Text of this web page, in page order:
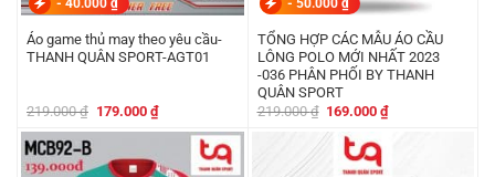
- 40.000 ₫
Áo game thủ may theo yêu cầu-
THANH QUÂN SPORT-AGT01
219.000₫ Giá
là:
179.000 ₫Giá
hiện
tại
179.000 ₫.
- 50.000 ₫
TỔNG HỢP CÁC MẪU ÁO CẦU
LÔNG POLO MỚI NHẤT 2023
-036 PHÂN PHỐI BY THANH
QUÂN SPORT
219.000₫ Giá
là:
219.000 ₫.
169.000₫Giá